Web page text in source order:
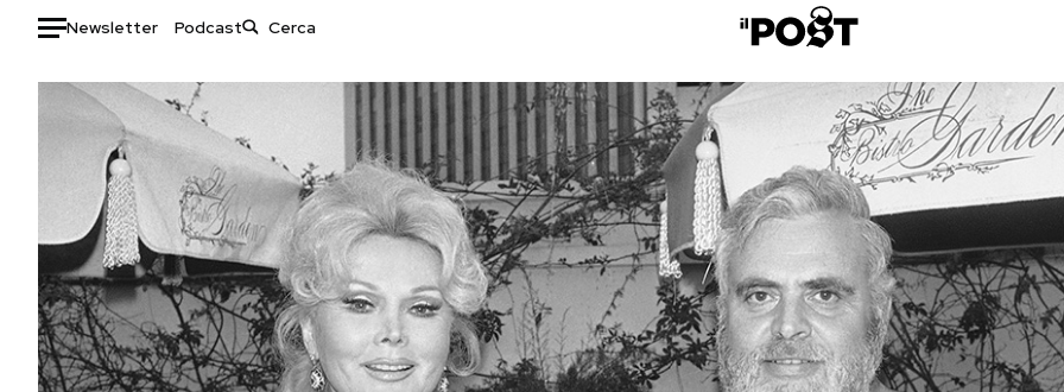
Newsletter Podcast
Auto
HOME
Italia
Mondo
Politica
Tecnologia
Internet
Scienza
Moda
Libri
Consumismi
Storie/Idee
Ok Boomer!
Media